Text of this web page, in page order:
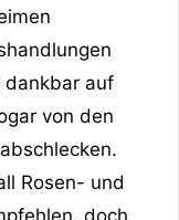
dankbar auf
von den
Rosen- und
doch